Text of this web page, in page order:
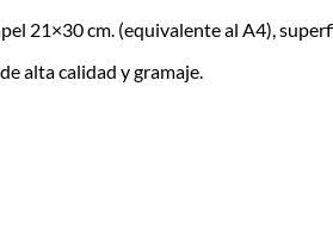
21×30 cm. (equivalente al A4),
alta calidad y gramaje.